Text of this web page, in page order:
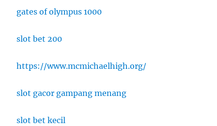
gates of olympus 1000
slot bet 200
https://www.mcmichaelhigh.org/
slot gacor gampang menang
slot bet kecil